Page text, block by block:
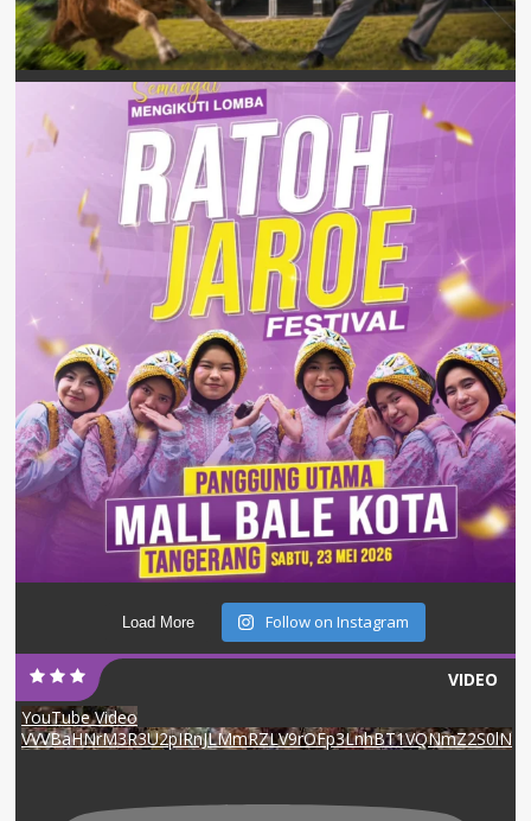
Load More Follow on Instagram
VIDEO
YouTube Video
VVVBaHNrM3R3U2pIRnJLMmRZLV9rOFp3LnhBT1VQNmZ2S0lN